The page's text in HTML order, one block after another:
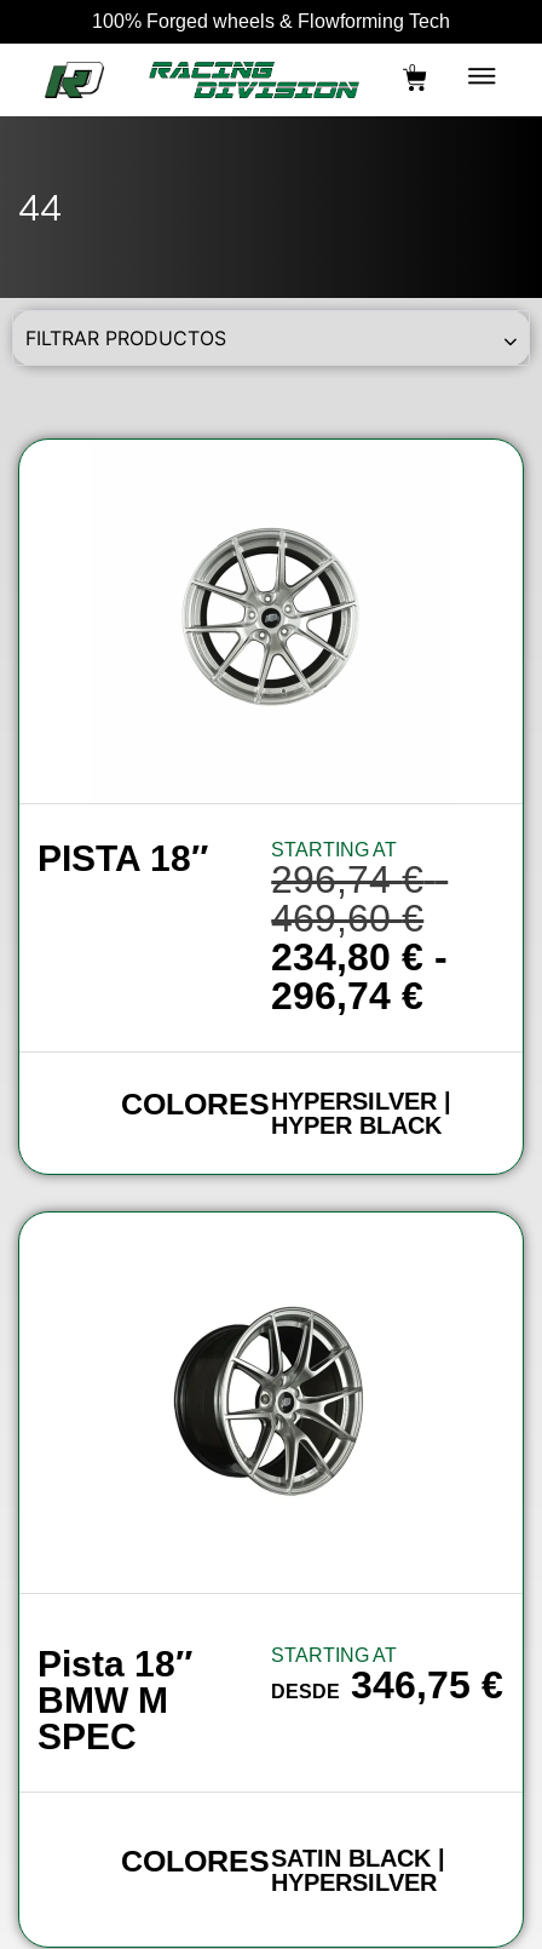
100% Forged wheels & Flowforming Tech
0
44
FILTRAR PRODUCTOS
PISTA 18″ STARTING AT
296,74€ -
469,60€
234,80€ -
296,74€
COLORESHYPERSILVER |
HYPER BLACK
Pista 18″
BMW M
SPEC
STARTING AT
DESDE
346,75€
COLORESSATIN BLACK |
HYPERSILVER